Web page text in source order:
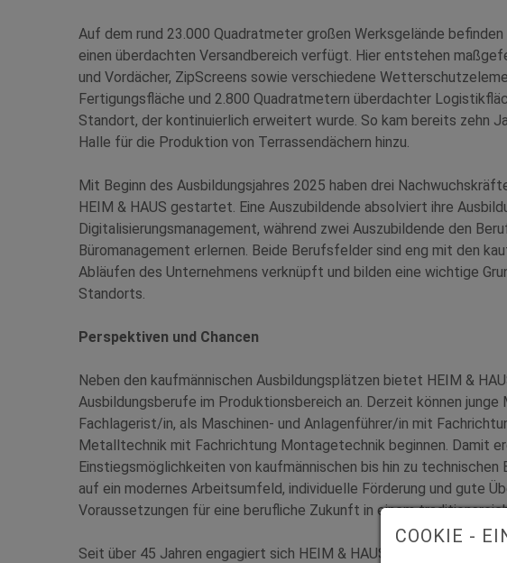
Auf dem rund 23.000 Quadratmeter großen Werksgelände
einen überdachten Versandbereich verfügt. Hier entstehen
und Vordächer, ZipScreens sowie verschiedene
Fertigungsfläche und 2.800 Quadratmetern überdachter
Standort, der kontinuierlich erweitert wurde. So kam bereits zehn
Halle für die Produktion von Terrassendächern hinzu.
Mit Beginn des Ausbildungsjahres 2025 haben drei
HEIM & HAUS gestartet. Eine Auszubildende absolviert ihre
Digitalisierungsmanagement, während zwei Auszubildende den
Büromanagement erlernen. Beide Berufsfelder sind eng mit den
Abläufen des Unternehmens verknüpft und bilden eine wichtige
Standorts.
Perspektiven und Chancen
Neben den kaufmännischen Ausbildungsplätzen bietet HEIM &
Ausbildungsberufe im Produktionsbereich an. Derzeit können junge
Fachlagerist/in, als Maschinen- und Anlagenführer/in mit
Metalltechnik mit Fachrichtung Montagetechnik beginnen. Damit
Einstiegsmöglichkeiten von kaufmännischen bis hin zu technischen
auf ein modernes Arbeitsumfeld, individuelle Förderung und gute
Voraussetzungen für eine berufliche Zukunft in einem
Seit über 45 Jahren engagiert sich HEIM & HAUS in der
COOKIE -